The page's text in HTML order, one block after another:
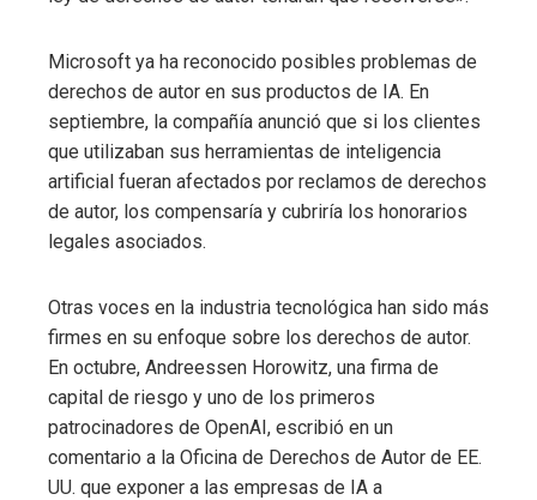
Microsoft ya ha reconocido posibles problemas de
derechos de autor en sus productos de IA. En
septiembre, la compañía anunció que si los clientes
que utilizaban sus herramientas de inteligencia
artificial fueran afectados por reclamos de derechos
de autor, los compensaría y cubriría los honorarios
legales asociados.
Otras voces en la industria tecnológica han sido más
firmes en su enfoque sobre los derechos de autor.
En octubre, Andreessen Horowitz, una firma de
capital de riesgo y uno de los primeros
patrocinadores de OpenAI, escribió en un
comentario a la Oficina de Derechos de Autor de EE.
UU. que exponer a las empresas de IA a